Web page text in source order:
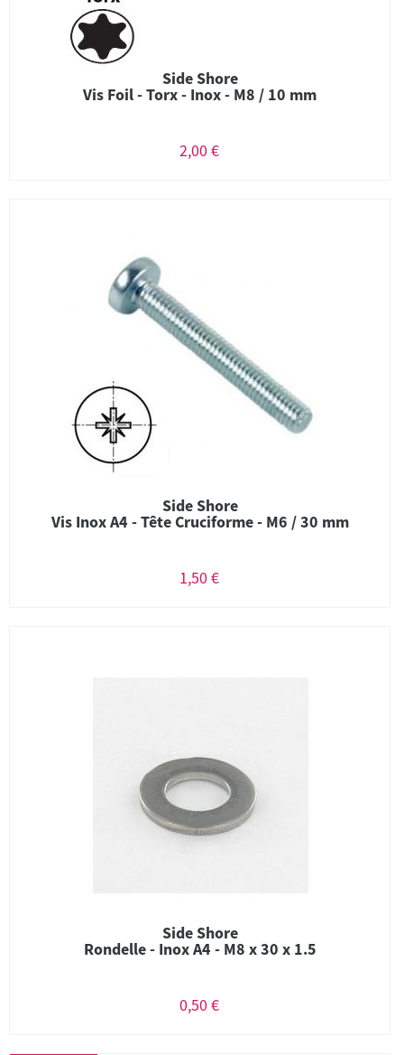
Side Shore
Vis Foil - Torx - Inox - M8 / 10 mm
2,00 €
Side Shore
Vis Inox A4 - Tête Cruciforme - M6 / 30 mm
1,50 €
Side Shore
Rondelle - Inox A4 - M8 x 30 x 1.5
0,50 €